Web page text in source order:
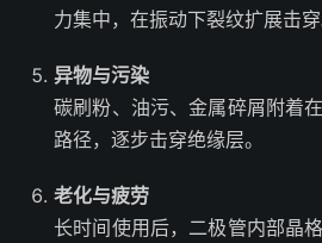
力集中，在振动下裂纹扩展击穿
异物与污染
碳刷粉、油污、金属碎屑附着
路径，逐步击穿绝缘层。
老化与疲劳
长时间使用后，二极管内部晶